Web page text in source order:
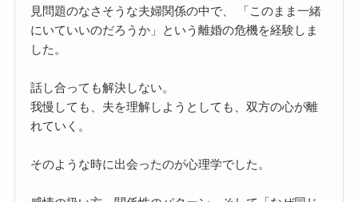
見問題のなさそうな夫婦関係の中で、 「このまま一緒
にいていいのだろうか」という離婚の危機を経験しま
した。
話し合っても解決しない。
我慢しても、夫を理解しようとしても、双方の心が離
れていく。
そのような時に出会ったのが心理学でした。